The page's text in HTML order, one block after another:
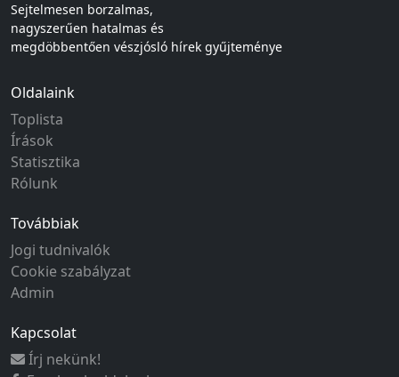
Sejtelmesen borzalmas,
nagyszerűen hatalmas és
megdöbbentően vészjósló hírek gyűjteménye
Oldalaink
Toplista
Írások
Statisztika
Rólunk
Továbbiak
Jogi tudnivalók
Cookie szabályzat
Admin
Kapcsolat
Írj nekünk!